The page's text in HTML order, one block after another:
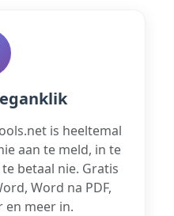
is heeltemal
aan te meld, in te
betaal nie. Gratis
Word na PDF,
en meer in.